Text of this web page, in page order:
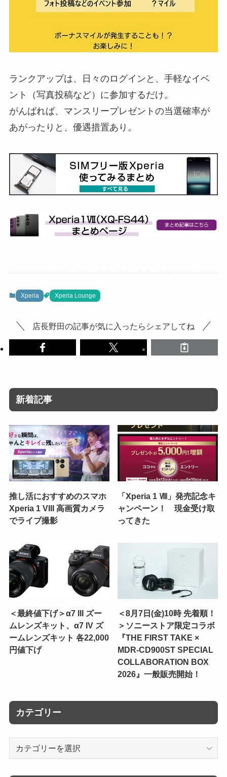
ランクアップは、日々のログインと、手軽なイベ
ント（写真投稿など）に参加するだけ。
がんばれば、マンスリープレゼントの当選確率が
あがったりと、優遇措置あり。
Xperia Xperia Lounge
店長野田の記事が気に入ったらシェアしてね
新着記事
推し活におすすめのスマホ
Xperia 1 VIII 高画質カメラ
でライブ撮影
「Xperia 1 Ⅷ」発売記念キ
ャンペーン！ 現金受け取
ってきた
＜最終値下げ＞α7 III ズー
ムレンズキット、α7 IV ズ
ームレンズキット 各22,000
円値下げ
＜8月7日(金)10時 先着順！
＞ソニーストア限定コラボ
『THE FIRST TAKE ×
MDR-CD900ST SPECIAL
COLLABORATION BOX
2026』一般販売開始！
カテゴリー